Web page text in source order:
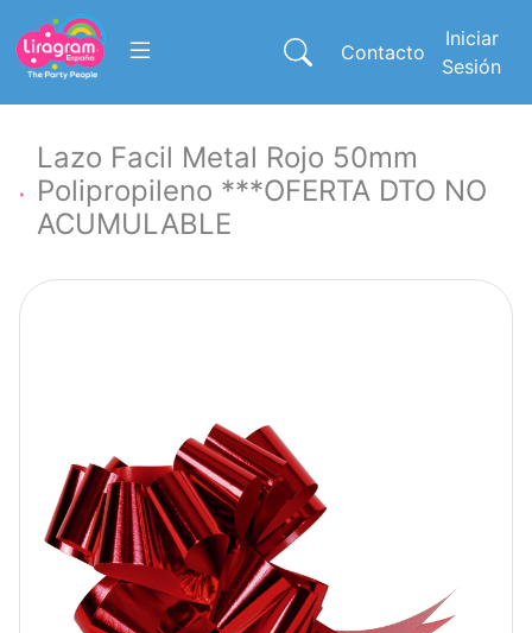
Contacto
Iniciar
Sesión
Lazo Facil Metal Rojo 50mm
Polipropileno ***OFERTA DTO NO
ACUMULABLE